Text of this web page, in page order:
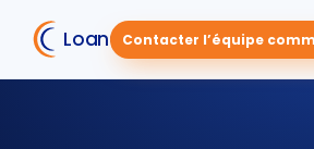
LoanCirrusContacter l’équipe